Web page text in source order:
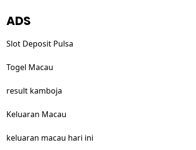
ADS
Slot Deposit Pulsa
Togel Macau
result kamboja
Keluaran Macau
keluaran macau hari ini